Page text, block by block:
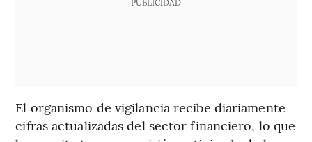
PUBLICIDAD
El organismo de vigilancia recibe diariamente
cifras actualizadas del sector financiero, lo que